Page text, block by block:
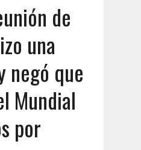
de
una
negó que
Mundial
por